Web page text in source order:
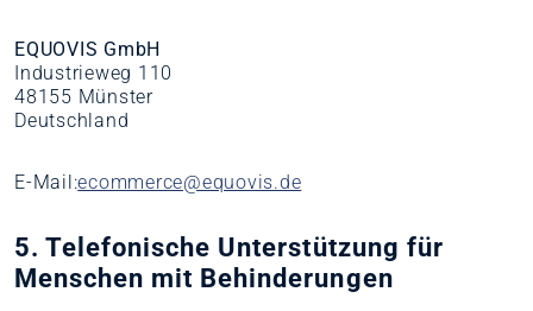
EQUOVIS GmbH
Industrieweg 110
48155 Münster
Deutschland
E-Mail:ecommerce@equovis.de
5. Telefonische Unterstützung für
Menschen mit Behinderungen